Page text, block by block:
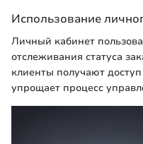
Использование
Личный кабинет
отслеживания статуса
клиенты получают
упрощает процесс